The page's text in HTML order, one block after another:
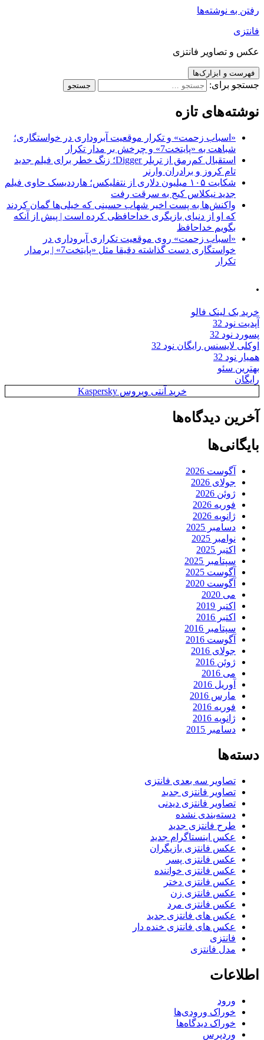
رفتن به نوشته‌ها
فانتزی
عکس و تصاویر فانتزی
فهرست و ابزارک‌ها
جستجو برای:
نوشته‌های تازه
«اسباب زحمت» و تکرار موقعیت آبروداری در خواستگاری؛
شباهت به «پایتخت7» و چرخش بر مدار تکرار
استقبال کم‌رمق از تریلر Digger؛ زنگ خطر برای فیلم جدید
تام کروز و برادران وارنر
شکایت ۱۰۵ میلیون دلاری از نتفلیکس؛ هارددیسک حاوی فیلم
جدید نیکلاس کیج به سرقت رفت
واکنش‌ها به پست اخیر شهاب حسینی که خیلی‌ها گمان کردند
که او از دنیای بازیگری خداحافظی کرده است | پیش از آنکه
بگویم خداحافظ
«اسباب زحمت» روی موقعیت تکراری آبروداری در
خواستگاری دست گذاشته دقیقا مثل «پایتخت7» | برمدار
تکرار
.
خرید بک لینک فالو
آپدیت نود 32
پسورد نود 32
اوکلی لایسنس رایگان نود 32
همیار نود 32
بهترین سئو
رایگان
خرید آنتی ویروس Kaspersky
آخرین دیدگاه‌ها
بایگانی‌ها
آگوست 2026
جولای 2026
ژوئن 2026
فوریه 2026
ژانویه 2026
دسامبر 2025
نوامبر 2025
اکتبر 2025
سپتامبر 2025
آگوست 2025
آگوست 2020
می 2020
اکتبر 2019
اکتبر 2016
سپتامبر 2016
آگوست 2016
جولای 2016
ژوئن 2016
می 2016
آوریل 2016
مارس 2016
فوریه 2016
ژانویه 2016
دسامبر 2015
دسته‌ها
تصاویر سه بعدی فانتزی
تصاویر فانتزی جدید
تصاویر فانتزی دیدنی
دسته‌بندی نشده
طرح فانتزی جدید
عکس اینستاگرام جدید
عکس فانتزی بازیگران
عکس فانتزی پسر
عکس فانتزی خواننده
عکس فانتزی دختر
عکس فانتزی زن
عکس فانتزی مرد
عکس های فانتزی جدید
عکس های فانتزی خنده دار
فانتزی
مدل فانتزی
اطلاعات
ورود
خوراک ورودی‌ها
خوراک دیدگاه‌ها
وردپرس